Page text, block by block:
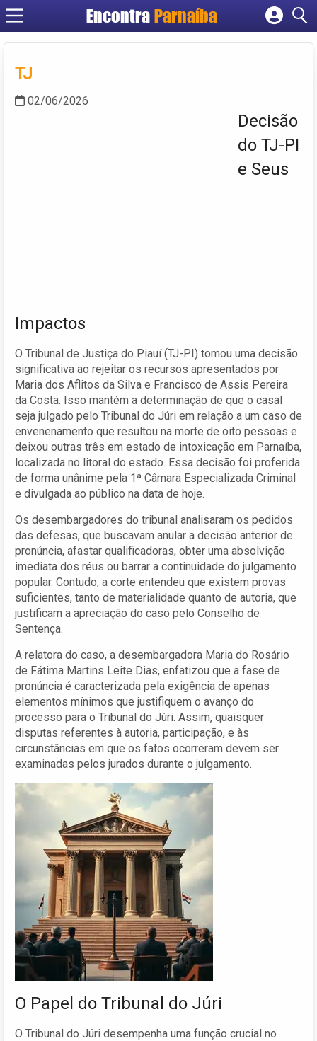
Encontra Parnaíba
Cadastrar empresa
TJ
02/06/2026
Decisão
do TJ-PI
e Seus
Impactos
O Tribunal de Justiça do Piauí (TJ-PI) tomou uma decisão
significativa ao rejeitar os recursos apresentados por
Maria dos Aflitos da Silva e Francisco de Assis Pereira
da Costa. Isso mantém a determinação de que o casal
seja julgado pelo Tribunal do Júri em relação a um caso de
envenenamento que resultou na morte de oito pessoas e
deixou outras três em estado de intoxicação em Parnaíba,
localizada no litoral do estado. Essa decisão foi proferida
de forma unânime pela 1ª Câmara Especializada Criminal
e divulgada ao público na data de hoje.
Os desembargadores do tribunal analisaram os pedidos
das defesas, que buscavam anular a decisão anterior de
pronúncia, afastar qualificadoras, obter uma absolvição
imediata dos réus ou barrar a continuidade do julgamento
popular. Contudo, a corte entendeu que existem provas
suficientes, tanto de materialidade quanto de autoria, que
justificam a apreciação do caso pelo Conselho de
Sentença.
A relatora do caso, a desembargadora Maria do Rosário
de Fátima Martins Leite Dias, enfatizou que a fase de
pronúncia é caracterizada pela exigência de apenas
elementos mínimos que justifiquem o avanço do
processo para o Tribunal do Júri. Assim, quaisquer
disputas referentes à autoria, participação, e às
circunstâncias em que os fatos ocorreram devem ser
examinadas pelos jurados durante o julgamento.
O Papel do Tribunal do Júri
O Tribunal do Júri desempenha uma função crucial no